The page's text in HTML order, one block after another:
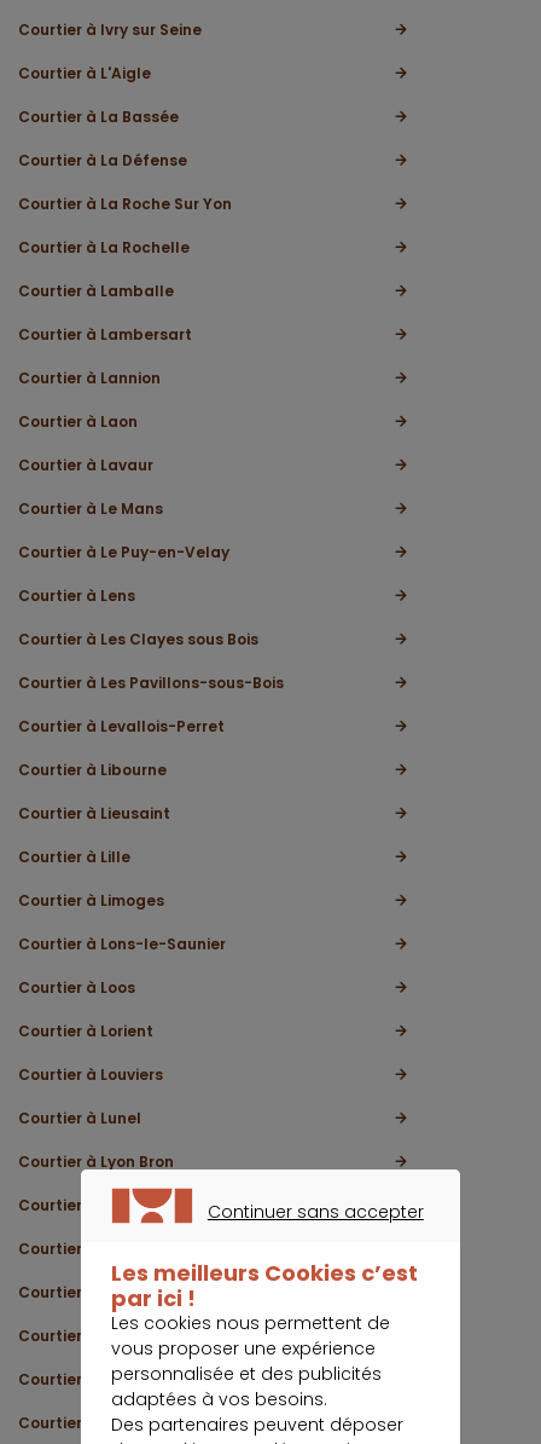
Courtier à Ivry sur Seine
Courtier à L'Aigle
Courtier à La Bassée
Courtier à La Défense
Courtier à La Roche Sur Yon
Courtier à La Rochelle
Courtier à Lamballe
Courtier à Lambersart
Courtier à Lannion
Courtier à Laon
Courtier à Lavaur
Courtier à Le Mans
Courtier à Le Puy-en-Velay
Courtier à Lens
Courtier à Les Clayes sous Bois
Courtier à Les Pavillons-sous-Bois
Courtier à Levallois-Perret
Courtier à Libourne
Courtier à Lieusaint
Courtier à Lille
Courtier à Limoges
Courtier à Lons-le-Saunier
Courtier à Loos
Courtier à Lorient
Courtier à Louviers
Courtier à Lunel
Courtier à Lyon Bron
Courtier à Lyon Charpennes
Courtier à Lyon Monplaisir
Courtier à Lyon Saxe
Courtier à Lyon Vaise
Courtier à Macon
Courtier à Maisons-Alfort
Continuer sans accepter
Les meilleurs Cookies c’est
par ici !
Les cookies nous permettent de
vous proposer une expérience
personnalisée et des publicités
adaptées à vos besoins.
Des partenaires peuvent déposer